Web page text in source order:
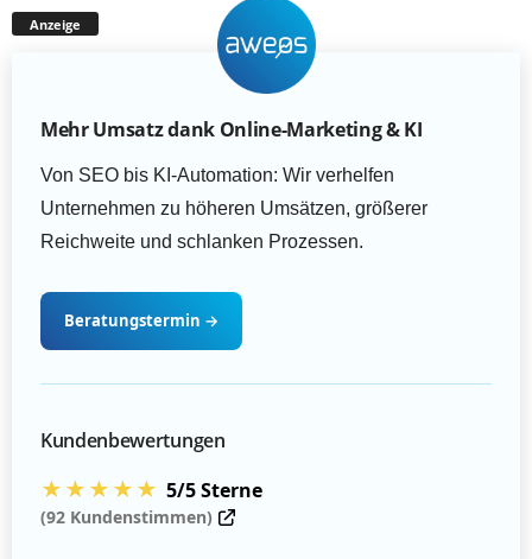
Anzeige
Mehr Umsatz dank Online-Marketing & KI
Von SEO bis KI-Automation: Wir verhelfen
Unternehmen zu höheren Umsätzen, größerer
Reichweite und schlanken Prozessen.
Beratungstermin →
Kundenbewertungen
★★★★★ 5/5 Sterne
(92 Kundenstimmen)